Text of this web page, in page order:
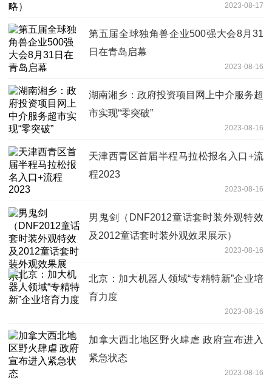
2023-08-17
第五届全球独角兽企业500强大会8月31
日在青岛启幕
2023-08-16
湖南湘乡：政府投资项目网上中介服务超
市实现“零突破”
2023-08-16
天津西青区首届半程马拉松报名入口+流
程2023
2023-08-16
男鬼剑（DNF2012童话套时装外观特效
及2012童话套时装外观效果展示）
2023-08-16
北京：加大机器人领域“专精特新”企业培
育力度
2023-08-16
加拿大西北地区野火肆虐 政府宣布进入
紧急状态
2023-08-16